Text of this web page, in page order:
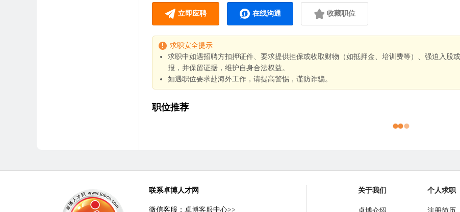
立即应聘 在线沟通 收藏职位
求职安全提示
求职中如遇招聘方扣押证件、要求提供担保或收取财物（如抵押金、培训费等）、强迫入股
报，并保留证据，维护自身合法权益。
如遇职位要求赴海外工作，请提高警惕，谨防诈骗。
职位推荐
联系卓博人才网
微信客服： 卓博客服中心>>
关于我们 个人求职